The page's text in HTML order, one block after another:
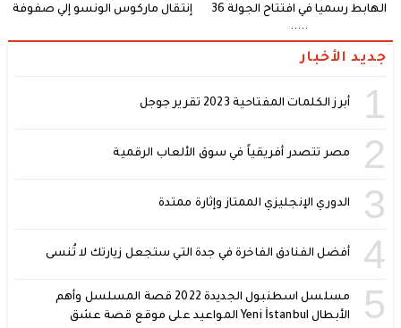
الهابط رسميا في افتتاح الجولة 36
.....
إنتقال ماركوس الونسو إلي صفوفة
جديد الأخبار
1 أبرز الكلمات المفتاحية 2023 تقرير جوجل
2 مصر تتصدر أفريقياً في سوق الألعاب الرقمية
3 الدوري الإنجليزي الممتاز وإثارة ممتدة
4 أفضل الفنادق الفاخرة في جدة التي ستجعل زيارتك لا تُنسى
5
مسلسل اسطنبول الجديدة 2022 قصة المسلسل وأهم
الأبطال Yeni İstanbul المواعيد على موقع قصة عشق